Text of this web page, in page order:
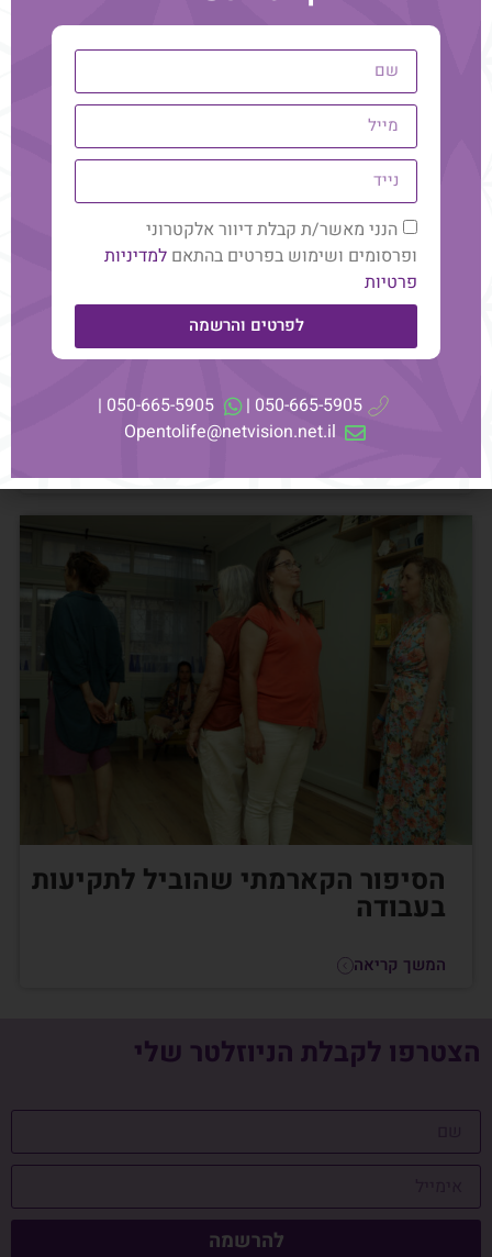
האם הייעוד שלך הוא באמת
המקצוע שלך? תובנות ממעבדת
הסיפור הקארמתי שהוביל לתקיעות
בעבודה
המשך קריאה
הצטרפו לקבלת הניוזלטר שלי
להרשמה
הנני מאשר/ת קבלת דיוור אלקטרוני
ופרסומים ושימוש בפרטים בהתאםלמדיניות
פרטיות
לפרטים והרשמה
050-665-5905 |
050-665-5905 |
Opentolife@netvision.net.il